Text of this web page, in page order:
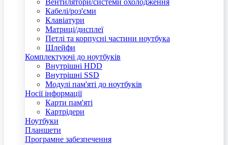
Вентилятори/системи охолодження
Кабелі/роз'єми
Клавіатури
Матриці/дисплеї
Петлі та корпусні частини ноутбука
Шлейфи
Комплектуючі до ноутбуків
Внутрішні HDD
Внутрішні SSD
Модулі пам'яті до ноутбуків
Носії інформації
Карти пам'яті
Картрідери
Ноутбуки
Планшети
Програмне забезпечення